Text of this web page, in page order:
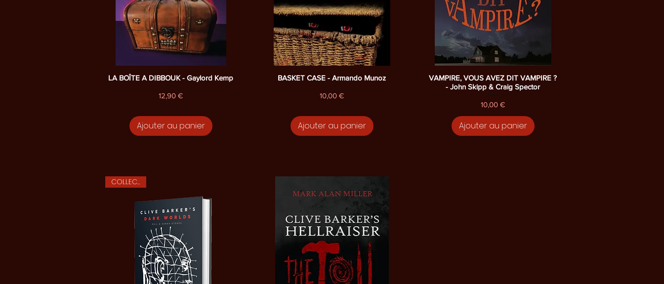
Aperçu rapide
LA BOÎTE A DIBBOUK - Gaylord Kemp
Prix
12,90 €
Ajouter au panier
Aperçu rapide
BASKET CASE - Armando Munoz
Prix
10,00 €
Ajouter au panier
Aperçu rapide
VAMPIRE, VOUS AVEZ DIT VAMPIRE ?
- John Skipp & Craig Spector
Prix
10,00 €
Ajouter au panier
COLLECTOR